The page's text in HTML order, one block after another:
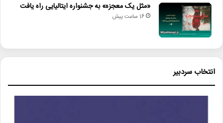
«مثل یک معجزه» به جشنواره ایتالیایی راه یافت
16 ساعت پیش
انتخاب سردبیر